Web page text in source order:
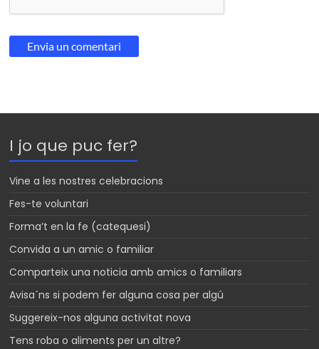
I jo que puc fer?
Vine a les nostres celebracions
Fes-te voluntari
Forma’t en la fe (catequesi)
Convida a un amic o familiar
Comparteix una noticia amb amics o familiars
Avisa´ns si podem fer alguna cosa per algú
Suggereix-nos alguna activitat nova
Tens roba o aliments per un altre?